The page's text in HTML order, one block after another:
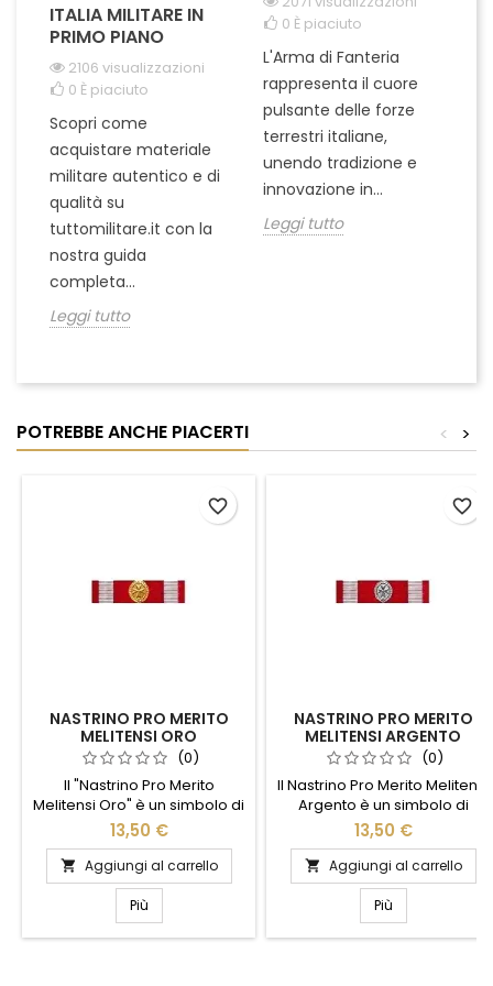
ITALIA MILITARE IN
PRIMO PIANO
2106 visualizzazioni
0 È piaciuto
Scopri come
acquistare materiale
militare autentico e di
qualità su
tuttomilitare.it con la
nostra guida
completa...
Leggi tutto
0 È piaciuto
L'Arma di Fanteria
rappresenta il cuore
pulsante delle forze
terrestri italiane,
unendo tradizione e
innovazione in...
Leggi tutto
POTREBBE ANCHE PIACERTI >
<
NASTRINO PRO MERITO
MELITENSI ORO
(0)
Il "Nastrino Pro Merito
Melitensi Oro" è un simbolo di
eccellenza e riconoscimento,
riservato a coloro che si sono
distinti per meriti straordinari.
Realizzato con materiali di
alta qualità, questo nastrino
dorato rappresenta
un'onorificenza prestigiosa,
13,50 €
 Aggiungi al carrello
Più
favorite_border
NASTRINO PRO MERITO
MELITENSI ARGENTO
(0)
Il Nastrino Pro Merito Melitensi
Argento è un simbolo di
eccellenza e riconoscimento.
Realizzato con materiali di
alta qualità, questo nastrino
rappresenta un tributo al
merito e all'impegno. Il suo
design elegante e raffinato lo
rende perfetto per essere
13,50 €
 Aggiungi al carrello
Più
favorite_border